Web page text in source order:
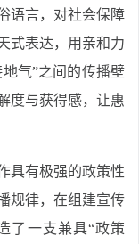
语言，对社会保障
式表达，用亲和力
气”之间的传播壁
度与获得感，让惠
具有极强的政策性
规律，在组建宣传
了一支兼具“政策